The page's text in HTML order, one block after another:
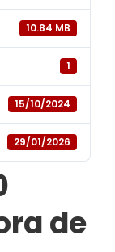
10.84 MB
1
15/10/2024
29/01/2026
de